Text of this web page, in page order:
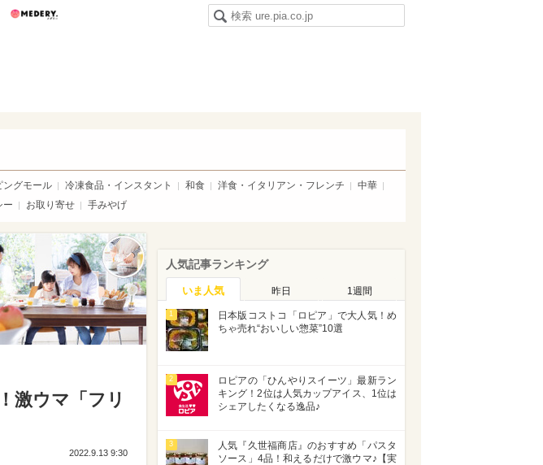
うまい肉
ングモール 冷凍食品・インスタント 和食 洋食・イタリアン・フレンチ
中華
ー お取り寄せ 手みやげ
激ウマ「フリ
2022.9.13 9:30
人気記事ランキング
いま人気 昨日 1週間
1
日本版コストコ「ロピア」で大人気！め
ちゃ売れ“おいしい惣菜”10選
2
ロピアの「ひんやりスイーツ」最新ラン
キング！2位は人気カップアイス、1位は
シェアしたくなる逸品♪
3
人気『久世福商店』のおすすめ「パスタ
ソース」4品！和えるだけで激ウマ♪【実